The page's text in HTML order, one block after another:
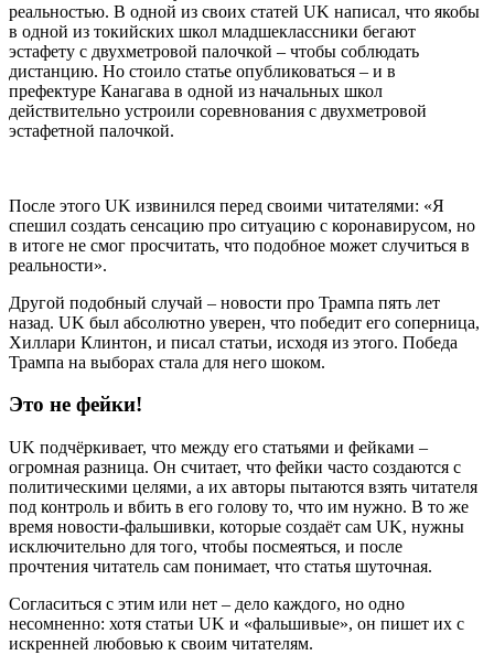
реальностью. В одной из своих статей UK написал, что якобы
в одной из токийских школ младшеклассники бегают
эстафету с двухметровой палочкой – чтобы соблюдать
дистанцию. Но стоило статье опубликоваться – и в
префектуре Канагава в одной из начальных школ
действительно устроили соревнования с двухметровой
эстафетной палочкой.
После этого UK извинился перед своими читателями: «Я
спешил создать сенсацию про ситуацию с коронавирусом, но
в итоге не смог просчитать, что подобное может случиться в
реальности».
Другой подобный случай – новости про Трампа пять лет
назад. UK был абсолютно уверен, что победит его соперница,
Хиллари Клинтон, и писал статьи, исходя из этого. Победа
Трампа на выборах стала для него шоком.
Это не фейки!
UK подчёркивает, что между его статьями и фейками –
огромная разница. Он считает, что фейки часто создаются с
политическими целями, а их авторы пытаются взять читателя
под контроль и вбить в его голову то, что им нужно. В то же
время новости-фальшивки, которые создаёт сам UK, нужны
исключительно для того, чтобы посмеяться, и после
прочтения читатель сам понимает, что статья шуточная.
Согласиться с этим или нет – дело каждого, но одно
несомненно: хотя статьи UK и «фальшивые», он пишет их с
искренней любовью к своим читателям.